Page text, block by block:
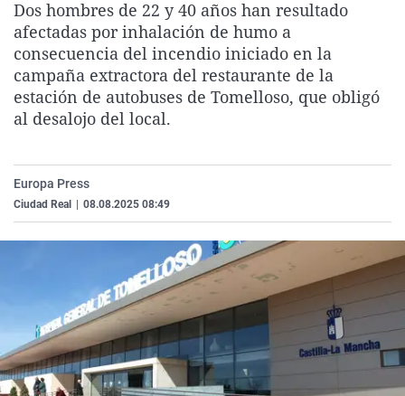
La rosa de los vientos
Gente viajera
Como el perro y el
Caso
Retornados
Equipo de
Operación Viuda
Extremadura
Galicia
La Rioja
Navarra
Virales
Televisión
Elecciones
Dos hombres de 22 y 40 años han resultado
afectadas por inhalación de humo a
consecuencia del incendio iniciado en la
campaña extractora del restaurante de la
estación de autobuses de Tomelloso, que obligó
al desalojo del local.
Europa Press
Ciudad Real 08.08.2025 08:49